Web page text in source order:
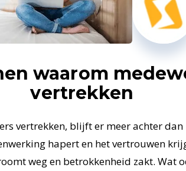
waarom
vertrekken
vertrekken, blijft er meer achter dan
hapert en het vertrouwen
weg en betrokkenheid zakt. Wat